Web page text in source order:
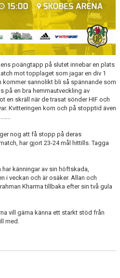
poängtapp på slutet innebar en plats
mot topplaget som jagar en div 1
kommer sannolikt bli så spännande som
på en bra hemmautveckling av
en skräll när de trasat sönder HIF och
Kvitteringen kom och på stopptid även
nog att få stopp på deras
har gjort 23-24 mål hittills. Tagga
känningar av sin höftskada,
i veckan och är osäker. Allan och
Kharma tillbaka efter sin två gula
vill gärna känna ett starkt stöd från
med.